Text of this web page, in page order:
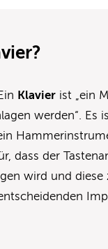
Klavier ist „ein
werden“. Es
dass der
wird und